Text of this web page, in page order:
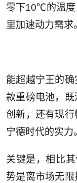
零下10℃的温度
里加速动力需求
能超越宁王的
款重磅电池，
创新，还有现
宁德时代的实力
关键是，相比
势是离市场无